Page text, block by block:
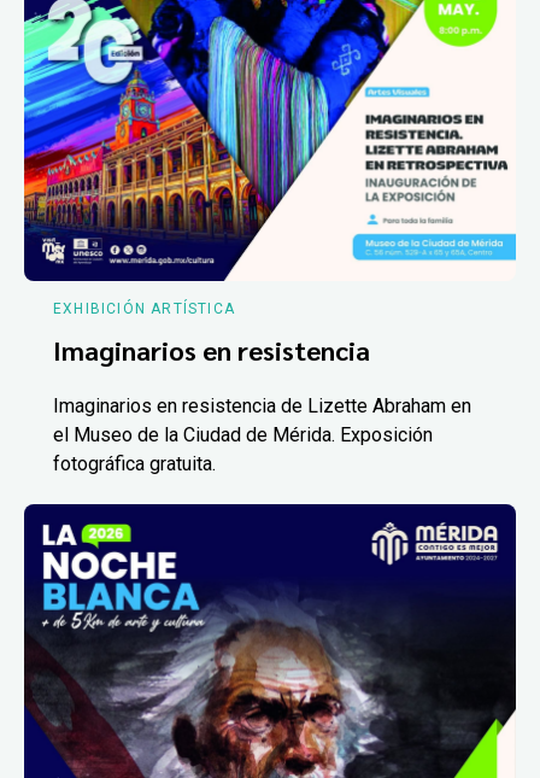
EXHIBICIÓN ARTÍSTICA
Imaginarios en resistencia
Imaginarios en resistencia de Lizette Abraham en
el Museo de la Ciudad de Mérida. Exposición
fotográfica gratuita.